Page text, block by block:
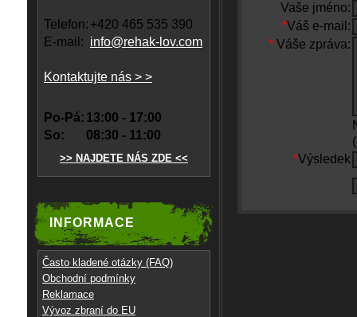
Telefon: +420 465 535 390
E-mail: info@rehak-lov.com
Kontaktujte nás > >
Po-Pá: 13:00 - 17:00
So:
08:30 - 11:00
>> NAJDETE NÁS ZDE <<
INFORMACE
Často kladené otázky (FAQ)
Obchodní podmínky
Reklamace
Vývoz zbraní do EU
Vaše jméno:
*Váš e-mail:
* Váše zpráva:
*Výsledek